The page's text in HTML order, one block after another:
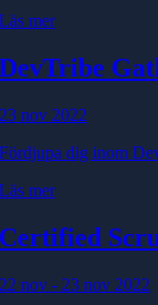
Läs mer
DevTribe
23 nov 2022
Fördjupa dig inom
Läs mer
Certified
22 nov - 23 nov 2022